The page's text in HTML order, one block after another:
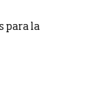
para la